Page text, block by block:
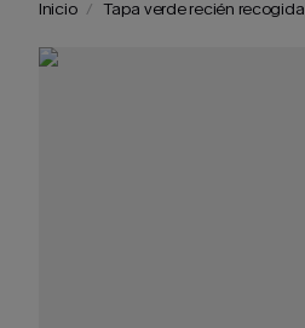
Inicio Tapa verde recién recogida